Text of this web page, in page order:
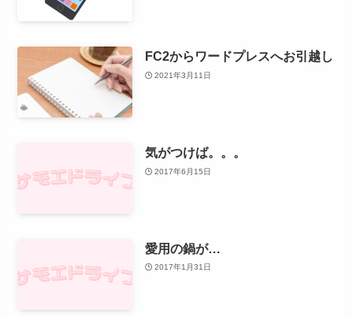
FC2からワードプレスへお引越し
2021年3月11日
気がつけば。。。
2017年6月15日
愛用の鍋が…
2017年1月31日